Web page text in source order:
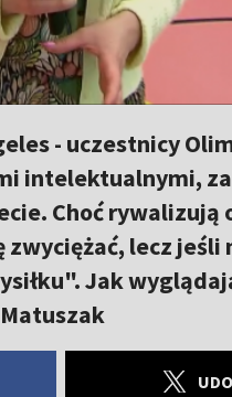
- uczestnicy
intelektualnymi,
Choć rywalizują
lecz jeśli
Jak